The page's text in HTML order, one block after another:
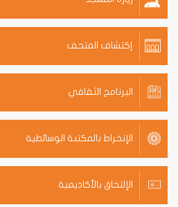
إكتشاف المتحف
البرنامج الثقافي
الإنخراط بالمكتبة الوسائطية
الإلتحاق بالأكاديمية